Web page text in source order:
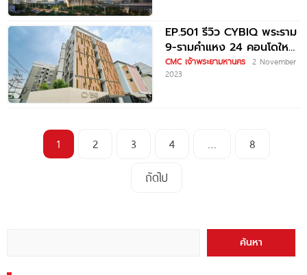
EP.501 รีวิว CYBIQ พระราม
9-รามคำแหง 24 คอนโดใหม่
เลี้ยงสัตว์ได้ แห่งเดียวหลัง
ม.รามคำแหง
CMC เจ้าพระยามหานคร 2 November
2023
1 2 3 4 …
8
ถัดไป
ค้นหา